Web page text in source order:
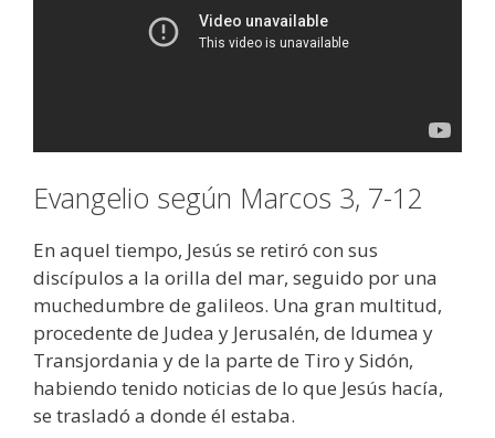
Evangelio según Marcos 3, 7-12
En aquel tiempo, Jesús se retiró con sus
discípulos a la orilla del mar, seguido por una
muchedumbre de galileos. Una gran multitud,
procedente de Judea y Jerusalén, de Idumea y
Transjordania y de la parte de Tiro y Sidón,
habiendo tenido noticias de lo que Jesús hacía,
se trasladó a donde él estaba.